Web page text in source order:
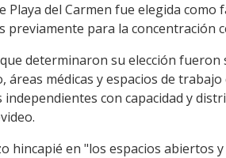
Playa del Carmen fue elegida
para la concentración
determinaron su elección
médicas y espacios de
con capacidad y
hincapié en "los espacios abiertos